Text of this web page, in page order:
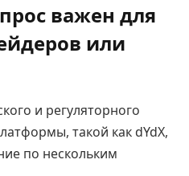
важен для
или
и регуляторного
такой как dYdX,
по нескольким